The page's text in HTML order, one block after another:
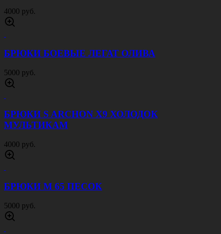
4000 руб.
БРЮКИ БОЕВЫЕ ЛЕГАТ ОЛИВА
5000 руб.
БРЮКИ S ARCHON X9 ХОЛОДОК
МУЛЬТИКАМ
4000 руб.
БРЮКИ М 65 ПЕСОК
5000 руб.